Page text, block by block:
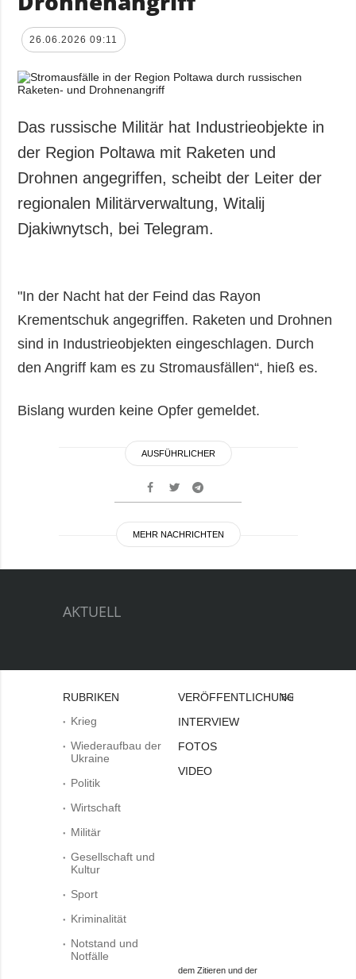
26.06.2026 09:11
Das russische Militär hat Industrieobjekte in
der Region Poltawa mit Raketen und
Drohnen angegriffen, scheibt der Leiter der
regionalen Militärverwaltung, Witalij
Djakiwnytsch, bei Telegram.
"In der Nacht hat der Feind das Rayon
Krementschuk angegriffen. Raketen und Drohnen
sind in Industrieobjekten eingeschlagen. Durch
den Angriff kam es zu Stromausfällen“, hieß es.
Bislang wurden keine Opfer gemeldet.
AUSFÜHRLICHER
MEHR NACHRICHTEN
AKTUELL
RUBRIKEN
Krieg
Wiederaufbau der
Ukraine
Politik
Wirtschaft
Militär
Gesellschaft und
Kultur
Sport
Kriminalität
Notstand und
Notfälle
VERÖFFENTLICHUNGEN
INTERVIEW
FOTOS
VIDEO
Bei
dem Zitieren und der